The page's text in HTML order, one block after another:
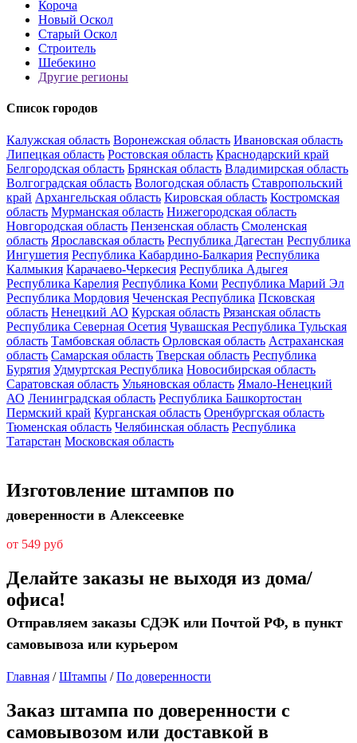
Короча
Новый Оскол
Старый Оскол
Строитель
Шебекино
Другие регионы
Список городов
Калужская область Воронежская область Ивановская область
Липецкая область Ростовская область Краснодарский край
Белгородская область Брянская область Владимирская область
Волгоградская область Вологодская область Ставропольский
край Архангельская область Кировская область Костромская
область Мурманская область Нижегородская область
Новгородская область Пензенская область Смоленская
область Ярославская область Республика Дагестан Республика
Ингушетия Республика Кабардино-Балкария Республика
Калмыкия Карачаево-Черкесия Республика Адыгея
Республика Карелия Республика Коми Республика Марий Эл
Республика Мордовия Чеченская Республика Псковская
область Ненецкий АО Курская область Рязанская область
Республика Северная Осетия Чувашская Республика Тульская
область Тамбовская область Орловская область Астраханская
область Самарская область Тверская область Республика
Бурятия Удмуртская Республика Новосибирская область
Саратовская область Ульяновская область Ямало-Ненецкий
АО Ленинградская область Республика Башкортостан
Пермский край Курганская область Оренбургская область
Тюменская область Челябинская область Республика
Татарстан Московская область
Изготовление штампов по
доверенности в Алексеевке
от 549 руб
Делайте заказы не выходя из дома/
офиса!
Отправляем заказы СДЭК или Почтой РФ, в пункт
самовывоза или курьером
Главная /Штампы /По доверенности
Заказ штампа по доверенности с
самовывозом или доставкой в